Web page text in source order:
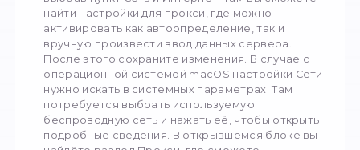
Чтобы максимально обезопасить себя и
использование сети комфортным,
знать, как настроить прокси для каждого
устройств:
Для роутера;
Для Windows;